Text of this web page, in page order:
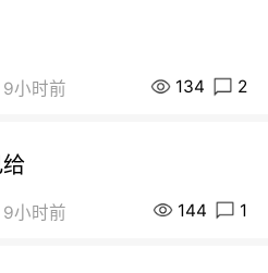
9小时前 134 2
9小时前 144 1